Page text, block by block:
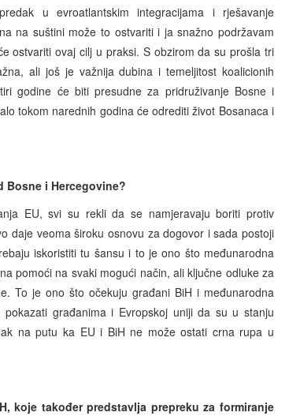
u evroatlantskim integracijama i rješavanje
na suštini može to ostvariti i ja snažno podržavam
ostvariti ovaj cilj u praksi. S obzirom da su prošla tri
ali još je važnija dubina i temeljitost koalicionih
godine će biti presudne za pridruživanje Bosne i
tokom narednih godina će odrediti život Bosanaca i
Bosne i Hercegovine?
EU, svi su rekli da se namjeravaju boriti protiv
daje veoma široku osnovu za dogovor i sada postoji
iskoristiti tu šansu i to je ono što međunarodna
pomoći na svaki mogući način, ali ključne odluke za
To je ono što očekuju građani BiH i međunarodna
građanima i Evropskoj uniji da su u stanju
na putu ka EU i BiH ne može ostati crna rupa u
koje također predstavlja prepreku za formiranje